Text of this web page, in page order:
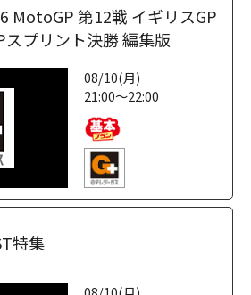
MotoGP 第12戦 イギリスGP
プリント決勝 編集版
08/10(月)
21:00～22:00
特集